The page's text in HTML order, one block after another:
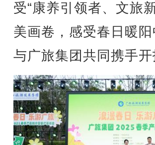
受“康养引领者、文旅
美画卷，感受春日暖
与广旅集团共同携手